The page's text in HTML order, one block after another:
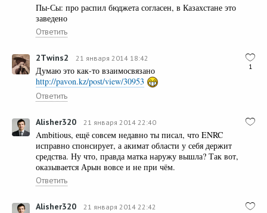
Пы-Сы: про распил бюджета согласен, в Казахстане это
заведено
Ответить
1
2Тwins2 21 января 2014 18:42
Думаю это как-то взаимосвязано
http://pavon.kz/post/view/30953
Ответить
Alisher320 21 января 2014 22:40
Ambitious, ещё совсем недавно ты писал, что ENRC
исправно спонсирует, а акимат области у себя держит
средства. Ну что, правда матка наружу вышла? Так вот,
оказывается Арын вовсе и не при чём.
Ответить
Alisher320 21 января 2014 22:42